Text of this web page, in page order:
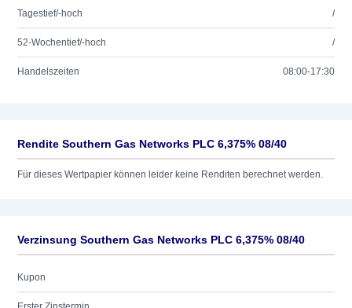
Tagestief/-hoch /
52-Wochentief/-hoch /
Handelszeiten 08:00-17:30
Rendite Southern Gas Networks PLC 6,375% 08/40
Für dieses Wertpapier können leider keine Renditen berechnet werden.
Verzinsung Southern Gas Networks PLC 6,375% 08/40
Kupon